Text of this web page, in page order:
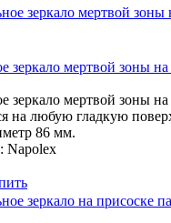
зеркало мертвой зоны
зеркало мертвой зоны
на любую гладкую
86 мм.
Napolex